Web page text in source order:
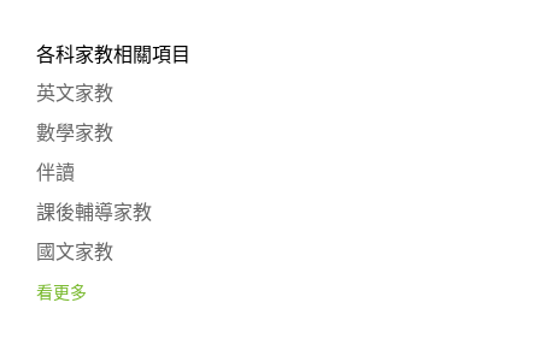
各科家教相關項目
英文家教
數學家教
伴讀
課後輔導家教
國文家教
看更多